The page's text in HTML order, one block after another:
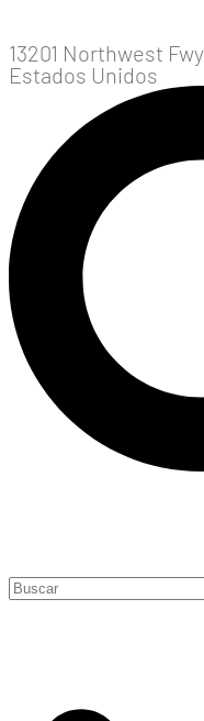
13201 Northwest
Estados Unidos